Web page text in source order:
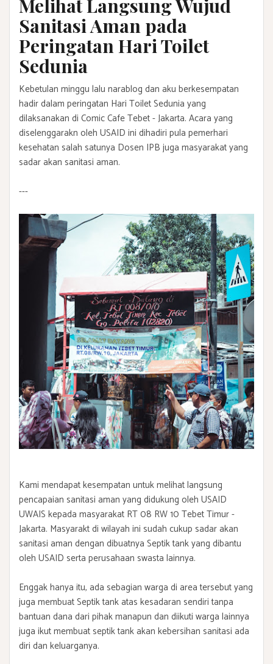
Melihat Langsung Wujud
Sanitasi Aman pada
Peringatan Hari Toilet
Sedunia
Kebetulan minggu lalu narablog dan aku berkesempatan
hadir dalam peringatan Hari Toilet Sedunia yang
dilaksanakan di Comic Cafe Tebet - Jakarta. Acara yang
diselenggarakn oleh USAID ini dihadiri pula pemerhari
kesehatan salah satunya Dosen IPB juga masyarakat yang
sadar akan sanitasi aman.
---
Kami mendapat kesempatan untuk melihat langsung
pencapaian sanitasi aman yang didukung oleh USAID
UWAIS kepada masyarakat RT 08 RW 10 Tebet Timur -
Jakarta. Masyarakt di wilayah ini sudah cukup sadar akan
sanitasi aman dengan dibuatnya Septik tank yang dibantu
oleh USAID serta perusahaan swasta lainnya.
Enggak hanya itu, ada sebagian warga di area tersebut yang
juga membuat Septik tank atas kesadaran sendiri tanpa
bantuan dana dari pihak manapun dan diikuti warga lainnya
juga ikut membuat septik tank akan kebersihan sanitasi ada
diri dan keluarganya.